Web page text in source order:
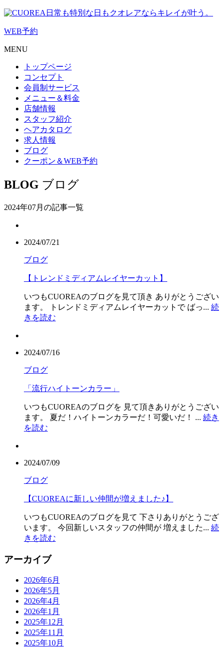
日常も特別な日もクオレアならキレイが叶う。
WEB予約
MENU
トップページ
コンセプト
会員制サービス
メニュー＆料金
店舗情報
スタッフ紹介
ヘアカタログ
求人情報
ブログ
クーポン＆WEB予約
BLOG ブログ
2024年07月の記事一覧
2024/07/21
ブログ
【トレンドミディアムレイヤーカット】
いつもCUOREAのブログを見て頂き ありがとうござい
ます。 トレンドミディアムレイヤーカットで ばっ... 続
きを読む
2024/07/16
ブログ
「流行ハイトーンカラー」
いつもCUOREAのブログを 見て頂きありがとうござい
ます。 夏だ！ハイトーンカラーだ！可愛いだ！ ... 続き
を読む
2024/07/09
ブログ
【CUOREAに新しい仲間が増えました♪】
いつもCUOREAのブログを見て 下さりありがとうござ
います。 今回新しいスタッフの仲間が 増えました... 続
きを読む
アーカイブ
2026年6月
2026年5月
2026年4月
2026年1月
2025年12月
2025年11月
2025年10月